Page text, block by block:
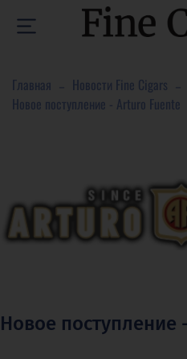
Главная
Новости Fine Cigars
Новое поступление - Arturo Fuente
Новое поступление